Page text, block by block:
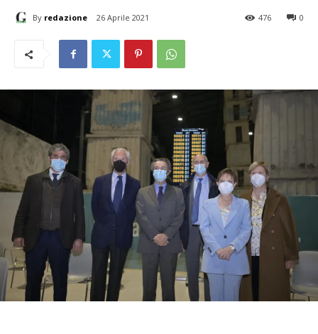
By redazione 26 Aprile 2021 0
476